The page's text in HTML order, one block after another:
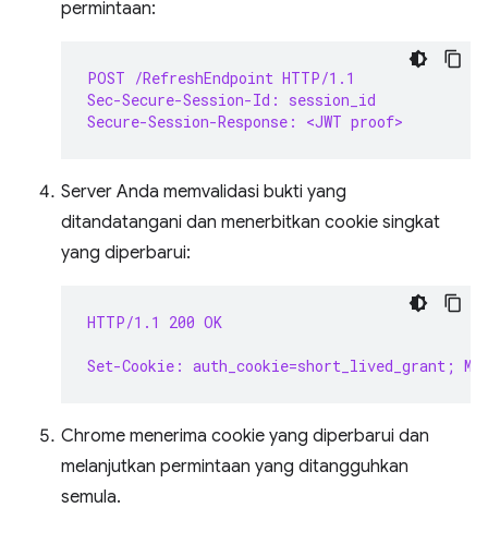
permintaan:
POST /RefreshEndpoint HTTP/1.1
Sec-Secure-Session-Id: session_id
Secure-Session-Response: <JWT proof>
Server Anda memvalidasi bukti yang
ditandatangani dan menerbitkan cookie singkat
yang diperbarui:
HTTP/1.1 200 OK
Set-Cookie: auth_cookie=short_lived_grant;
Chrome menerima cookie yang diperbarui dan
melanjutkan permintaan yang ditangguhkan
semula.